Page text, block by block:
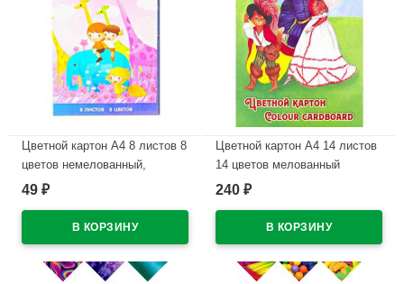
Цветной картон А4 8 листов 8
цветов немелованный,
односторонний РАША
49 ₽
Цветной картон А4 14 листов
14 цветов мелованный
двухсторонний Лилия
240 ₽